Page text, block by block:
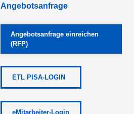
Angebotsanfrage
Angebotsanfrage einreichen
(RFP)
ETL PISA-LOGIN
eMitarbeiter-Login